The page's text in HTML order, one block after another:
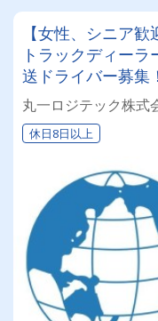
【女性、シニア
トラックディー
送ドライバー募
丸一ロジテック株式
休日8日以上